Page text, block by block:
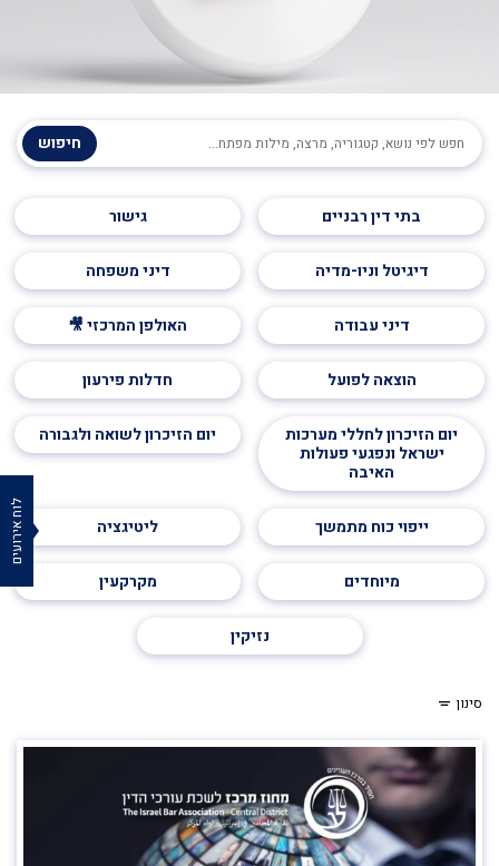
חיפוש
בתי דין רבניים גישור
דיגיטל וניו-מדיה דיני משפחה
דיני עבודה האולפן המרכזי 🎥
הוצאה לפועל חדלות פירעון
יום הזיכרון לחללי מערכות
ישראל ונפגעי פעולות
האיבה
יום הזיכרון לשואה ולגבורה
ייפוי כוח מתמשך ליטיגציה
מיוחדים מקרקעין
נזיקין
סינון
לוח אירועים